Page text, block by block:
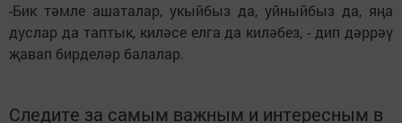
-Бик тәмле ашаталар, укыйбыз да, уйныйбыз да, яңа
дуслар да таптык, киләсе елга да киләбез, - дип дәррәү
җавап бирделәр балалар.
Следите за самым важным и интересным в